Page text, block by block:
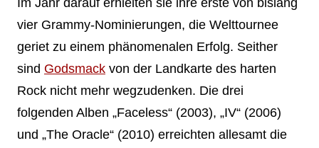
vier Grammy-Nominierungen, die Welttournee
geriet zu einem phänomenalen Erfolg. Seither
sind Godsmackvon der Landkarte des harten
Rock nicht mehr wegzudenken. Die drei
folgenden Alben „Faceless“ (2003), „IV“ (2006)
und „The Oracle“ (2010) erreichten allesamt die